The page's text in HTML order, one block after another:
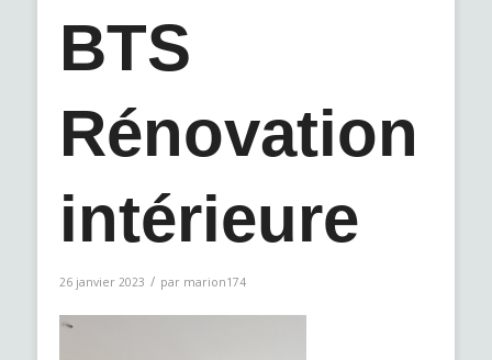
BTS
Rénovation
intérieure
26 janvier 2023 / par marion174